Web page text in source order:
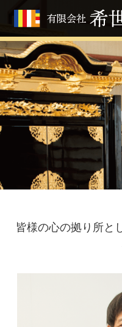
皆様の心の拠り所と